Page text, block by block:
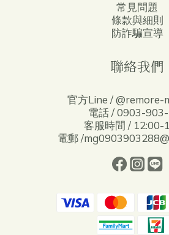
常見問題
條款與細則
防詐騙宣導
聯絡我們
官方Line / @remore-
電話 / 0903-
客服時間 / 12:00-
電郵 /